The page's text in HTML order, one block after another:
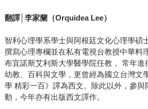
翻譯│李家蘭（Orquidea Lee）
智利心理學系學士與阿根廷文化心理學碩
撰寫心理專欄並在私有電視台教授中華料
布宜諾斯艾利斯大學醫學院任教， 常年進
幼教、百科與文學，更曾經為國立台灣文
學 精彩一百》譯為西文。除此以外，參
動，今年亦有出版西文譯作。